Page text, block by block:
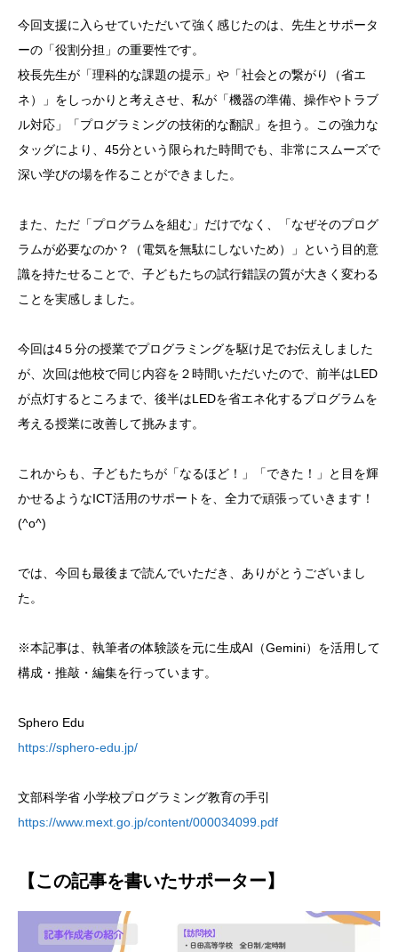
今回支援に入らせていただいて強く感じたのは、先生とサポータ
ーの「役割分担」の重要性です。
校長先生が「理科的な課題の提示」や「社会との繋がり（省エ
ネ）」をしっかりと考えさせ、私が「機器の準備、操作やトラブ
ル対応」「プログラミングの技術的な翻訳」を担う。この強力な
タッグにより、45分という限られた時間でも、非常にスムーズで
深い学びの場を作ることができました。
また、ただ「プログラムを組む」だけでなく、「なぜそのプログ
ラムが必要なのか？（電気を無駄にしないため）」という目的意
識を持たせることで、子どもたちの試行錯誤の質が大きく変わる
ことを実感しました。
今回は4５分の授業でプログラミングを駆け足でお伝えしました
が、次回は他校で同じ内容を２時間いただいたので、前半はLED
が点灯するところまで、後半はLEDを省エネ化するプログラムを
考える授業に改善して挑みます。
これからも、子どもたちが「なるほど！」「できた！」と目を輝
かせるようなICT活用のサポートを、全力で頑張っていきます！
(^o^)
では、今回も最後まで読んでいただき、ありがとうございまし
た。
※本記事は、執筆者の体験談を元に生成AI（Gemini）を活用して
構成・推敲・編集を行っています。
Sphero Edu
https://sphero-edu.jp/
文部科学省 小学校プログラミング教育の手引
https://www.mext.go.jp/content/000034099.pdf
【この記事を書いたサポーター】